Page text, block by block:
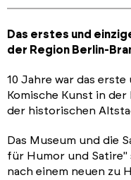
Das erstes und
der Region Berlin-
10 Jahre war das
Komische Kunst in
der historischen
Das Museum und die
für Humor und Satire"
nach einem neuen zu